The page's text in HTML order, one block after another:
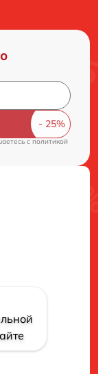
cполитикой